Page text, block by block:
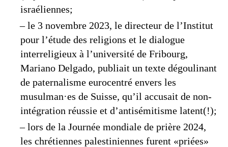
israéliennes;
– le 3 novembre 2023, le directeur de l’Institut
pour l’étude des religions et le dialogue
interreligieux à l’université de Fribourg,
Mariano Delgado, publiait un texte dégoulinant
de paternalisme eurocentré envers les
musulman·es de Suisse, qu’il accusait de non-
intégration réussie et d’antisémitisme latent(!);
– lors de la Journée mondiale de prière 2024,
les chrétiennes palestiniennes furent «priées»